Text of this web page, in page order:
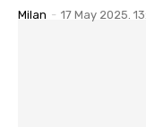
Milan - 17 May 2025.